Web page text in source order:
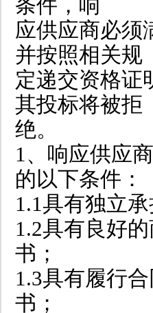
条件，响
应供应商必须
并按照相关规
定递交资格证
其投标将被拒
绝。
1、响应供应
的以下条件：
1.1具有独立
1.2具有良好
书；
1.3具有履行
书；